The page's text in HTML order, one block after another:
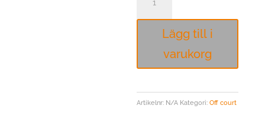
shirt
Lägg till i
varukorg
Artikelnr: N/A Kategori:Off court